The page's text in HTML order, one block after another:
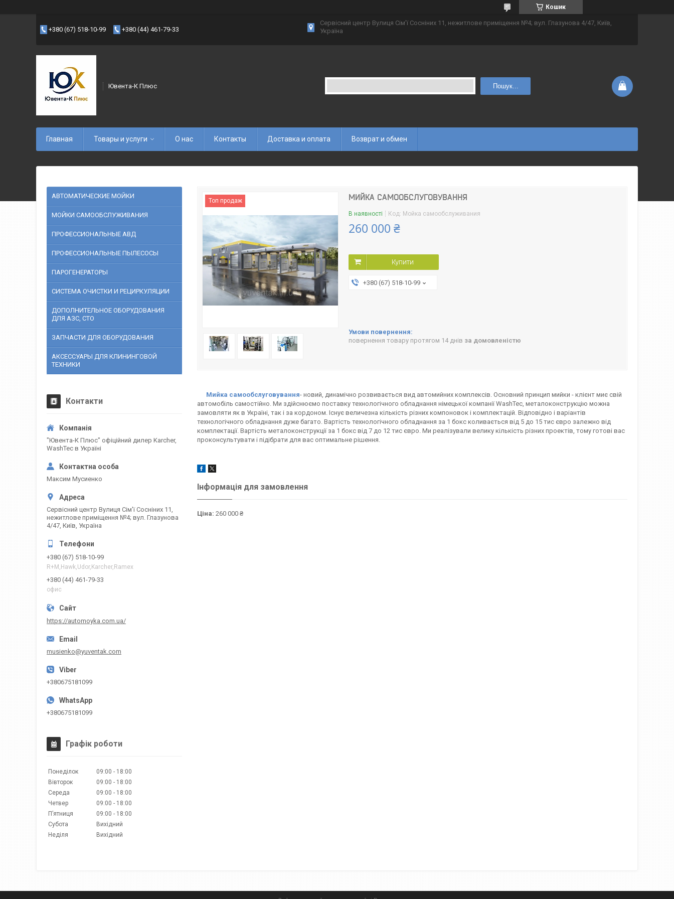
Кошик
+380 (67) 518-10-99 +380 (44) 461-79-33
Сервісний центр Вулиця Сім'ї Сосніних 11, нежитлове приміщення №4; вул. Глазунова 4/47, Київ,
Україна
Ювента-К Плюс Пошук...
Главная Товары и услуги О нас Контакты Доставка и оплата Возврат и обмен
Топ продаж МИЙКА САМООБСЛУГОВУВАННЯ
В наявності Код: Мойка самообслуживания
260 000 ₴
Купити
+380 (67) 518-10-99
повернення товару протягом 14 днів за домовленістю
Мийка самообслуговування- новий, динамічно розвивається вид автомийних комплексів. Основний принцип мийки - клієнт миє свій
автомобіль самостійно. Ми здійснюємо поставку технологічного обладнання німецької компанії WashTec, металоконструкцію можна
замовляти як в Україні, так і за кордоном. Існує величезна кількість різних компоновок і комплектацій. Відповідно і варіантів
технологічного обладнання дуже багато. Вартість технологічного обладнання за 1 бокс коливається від 5 до 15 тис євро залежно від
комплектації. Вартість металоконструкції за 1 бокс від 7 до 12 тис євро. Ми реалізували велику кількість різних проектів, тому готові вас
проконсультувати і підібрати для вас оптимальне рішення.
Інформація для замовлення
Ціна: 260 000 ₴
АВТОМАТИЧЕСКИЕ МОЙКИ
МОЙКИ САМООБСЛУЖИВАНИЯ
ПРОФЕССИОНАЛЬНЫЕ АВД
ПРОФЕССИОНАЛЬНЫЕ ПЫЛЕСОСЫ
ПАРОГЕНЕРАТОРЫ
СИСТЕМА ОЧИСТКИ И РЕЦИРКУЛЯЦИИ
ДОПОЛНИТЕЛЬНОЕ ОБОРУДОВАНИЯ
ДЛЯ АЗС, СТО
ЗАПЧАСТИ ДЛЯ ОБОРУДОВАНИЯ
АКСЕССУАРЫ ДЛЯ КЛИНИНГОВОЙ
ТЕХНИКИ
Контакти
"Ювента-К Плюс" офіційний дилер Karcher,
WashTec в Україні
Максим Мусиенко
Сервісний центр Вулиця Сім'ї Сосніних 11,
нежитлове приміщення №4; вул. Глазунова
4/47, Київ, Україна
+380 (67) 518-10-99
R+M,Hawk,Udor,Karcher,Ramex
+380 (44) 461-79-33
офис
https://automoyka.com.ua/
musienko@yuventak.com
+380675181099
+380675181099
Графік роботи
Понеділок 09:00
18:00
Вівторок
09:00
18:00
Середа
09:00
18:00
Четвер
09:00
18:00
Пʼятниця
09:00
18:00
Субота
Вихідний
Неділя
Вихідний